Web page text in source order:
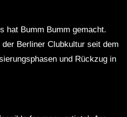
hat Bumm Bumm gemacht.
Berliner Clubkultur seit dem
und Rückzug in